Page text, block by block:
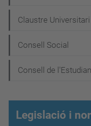
a
c
ó
Claustre Universitari
Consell Social
Consell de
Legislació i